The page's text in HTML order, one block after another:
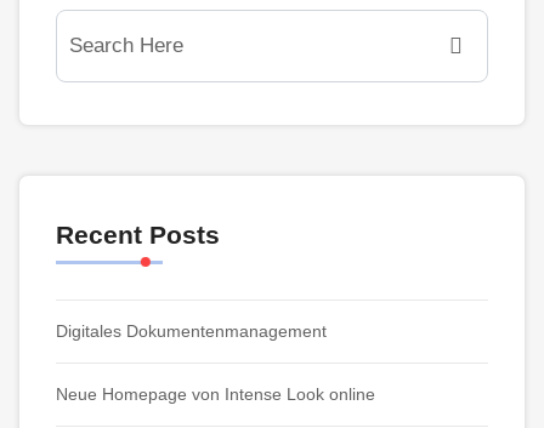
Recent Posts
Digitales Dokumentenmanagement
Neue Homepage von Intense Look online